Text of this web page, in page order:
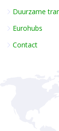
Duurzame
Eurohubs
Contact